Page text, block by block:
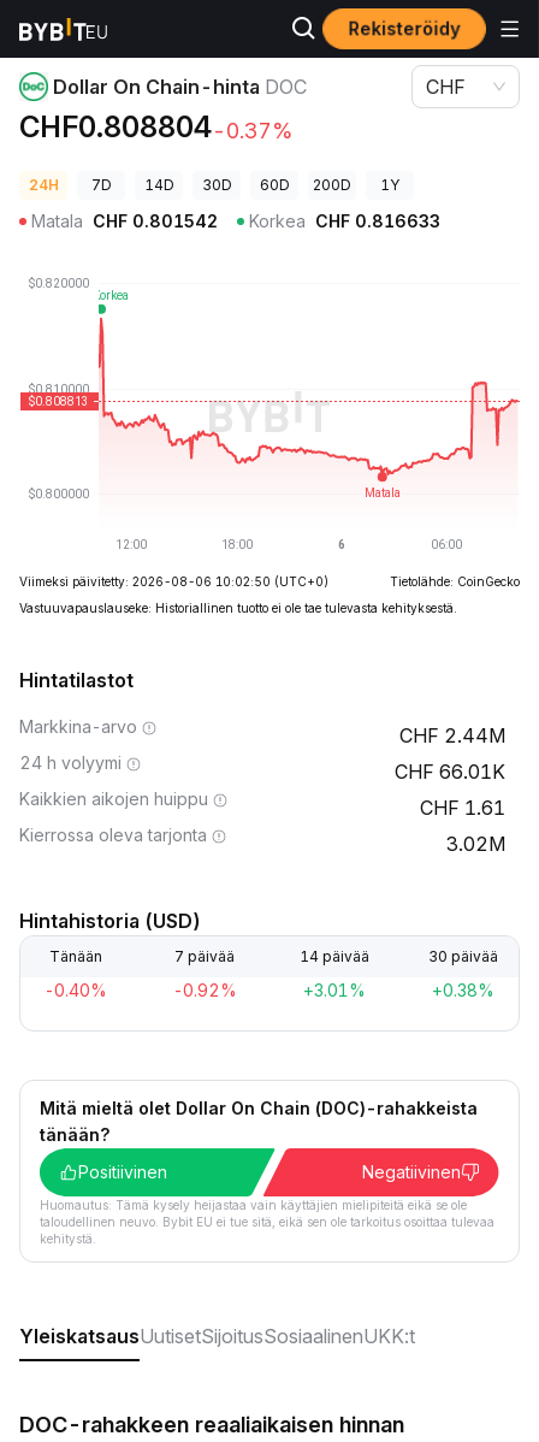
Rekisteröidy
Kryptohinnat Dollar On Chain-hinta DOC
Dollar On Chain-hinta DOC
CHF0.808804-0.37%
CHF
24H 7D 14D 30D 60D 200D 1Y
Matala CHF 0.801542 Korkea CHF 0.816633
Viimeksi päivitetty: 2026-08-06 10:02:50 (UTC+0)
Tietolähde: CoinGecko
Vastuuvapauslauseke: Historiallinen tuotto ei ole tae tulevasta kehityksestä.
Hintatilastot
Markkina-arvo 2.44M
24 h volyymi 66.01K
Kaikkien aikojen huippu 1.61
Kierrossa oleva tarjonta 3.02M
Hintahistoria (USD)
Tänään 7 päivää 14 päivää 30 päivää
-0.40% -0.92% +3.01% +0.38%
Mitä mieltä olet Dollar On Chain (DOC)-rahakkeista
tänään?
Positiivinen
Negatiivinen
Huomautus: Tämä kysely heijastaa vain käyttäjien mielipiteitä eikä se ole
taloudellinen neuvo. Bybit EU ei tue sitä, eikä sen ole tarkoitus osoittaa tulevaa
kehitystä.
YleiskatsausUutisetSijoitusSosiaalinenUKK:t
DOC-rahakkeen reaaliaikaisen hinnan